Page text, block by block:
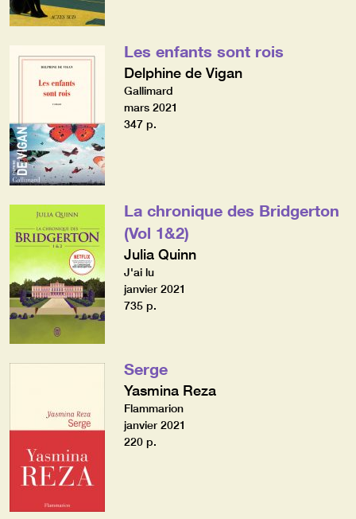
Les enfants sont rois
Delphine de Vigan
Gallimard
mars 2021
347 p.
La chronique des Bridgerton
(Vol 1&2)
Julia Quinn
J'ai lu
janvier 2021
735 p.
Serge
Yasmina Reza
Flammarion
janvier 2021
220 p.